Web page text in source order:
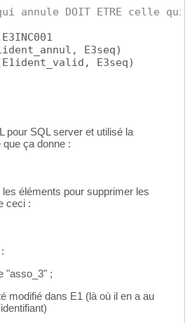
annule DOIT ETRE celle
E3seq)
E1ident_valid, E3seq)
pour SQL server et utilisé la
ça donne :
éléments pour supprimer les
ceci :
"asso_3" ;
modifié dans E1 (là où il en a au